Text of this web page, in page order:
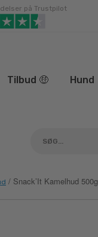
på Trustpilot
Tilbud 🤑 Hund
/ Snack’It Kamelhud 500g